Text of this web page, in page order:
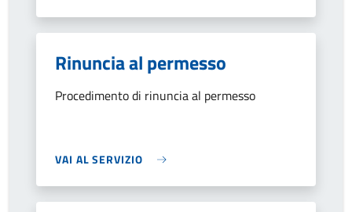
Rinuncia al permesso
Procedimento di rinuncia al permesso
VAI AL SERVIZIO